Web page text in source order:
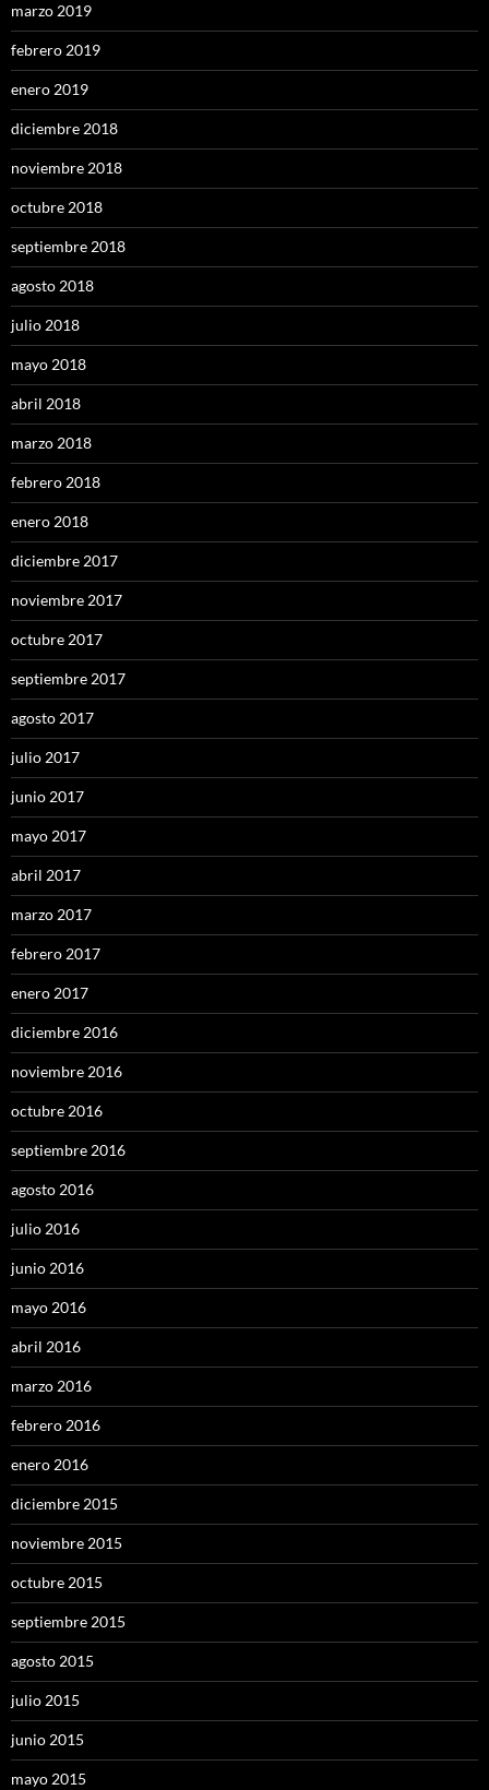
marzo 2019
febrero 2019
enero 2019
diciembre 2018
noviembre 2018
octubre 2018
septiembre 2018
agosto 2018
julio 2018
mayo 2018
abril 2018
marzo 2018
febrero 2018
enero 2018
diciembre 2017
noviembre 2017
octubre 2017
septiembre 2017
agosto 2017
julio 2017
junio 2017
mayo 2017
abril 2017
marzo 2017
febrero 2017
enero 2017
diciembre 2016
noviembre 2016
octubre 2016
septiembre 2016
agosto 2016
julio 2016
junio 2016
mayo 2016
abril 2016
marzo 2016
febrero 2016
enero 2016
diciembre 2015
noviembre 2015
octubre 2015
septiembre 2015
agosto 2015
julio 2015
junio 2015
mayo 2015